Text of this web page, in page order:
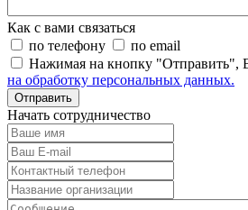
Как с вами связаться
по телефону
по email
Нажимая на кнопку "Отправить",
на обработку персональных данных.
Отправить
Начать сотрудничество